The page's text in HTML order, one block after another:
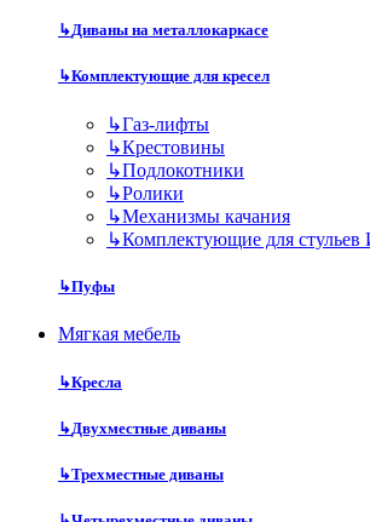
↳Диваны на металлокаркасе
↳Комплектующие для кресел
↳Газ-лифты
↳Крестовины
↳Подлокотники
↳Ролики
↳Механизмы качания
↳Комплектующие для
↳Пуфы
Мягкая мебель
↳Кресла
↳Двухместные диваны
↳Трехместные диваны